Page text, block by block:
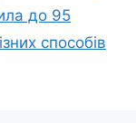
до 95
способів